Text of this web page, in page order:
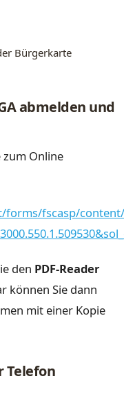
Bürgerkarte
abmelden und
zum Online
fscasp/
den PDF-Reader
können Sie dann
mit einer Kopie
Telefon